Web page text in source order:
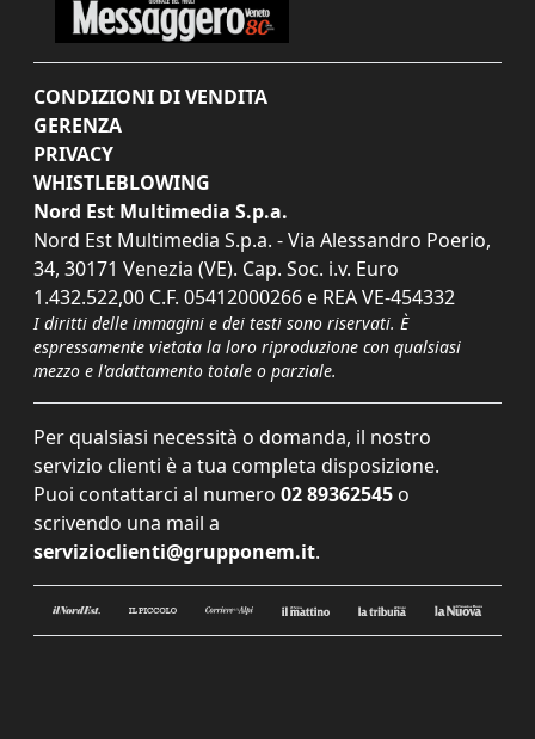
CONDIZIONI DI VENDITA
GERENZA
PRIVACY
WHISTLEBLOWING
Nord Est Multimedia S.p.a.
Nord Est Multimedia S.p.a. - Via Alessandro Poerio,
34, 30171 Venezia (VE). Cap. Soc. i.v. Euro
1.432.522,00 C.F. 05412000266 e REA VE-454332
I diritti delle immagini e dei testi sono riservati. È
espressamente vietata la loro riproduzione con qualsiasi
mezzo e l'adattamento totale o parziale.
Per qualsiasi necessità o domanda, il nostro
servizio clienti è a tua completa disposizione.
Puoi contattarci al numero 02 89362545 o
scrivendo una mail a
servizioclienti@grupponem.it.